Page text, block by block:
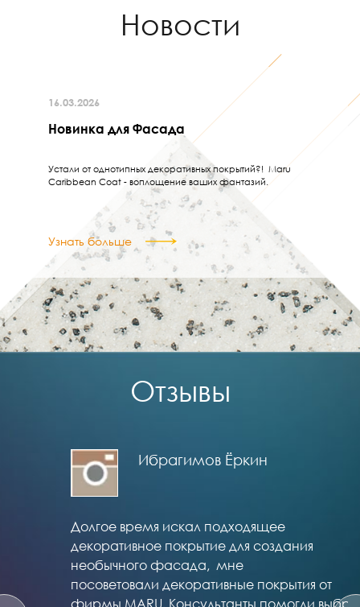
Новости
16.03.2026
Новинка для Фасада
Устали от однотипных декоративных покрытий?! Maru
Caribbean Coat - воплощение ваших фантазий.
Узнать больше
Отзывы
Ибрагимов Ёркин
Долгое время искал подходящее
декоративное покрытие для создания
необычного фасада, мне
посоветовали декоративные покрытия от
фирмы MARU. Консультанты помогли выбрать